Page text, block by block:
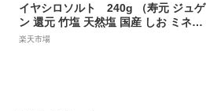
イヤシロソルト 240g （寿元 ジュゲ
ン 還元 竹塩 天然塩 国産 しお ミネラ
ル 送料無料 ）
楽天市場